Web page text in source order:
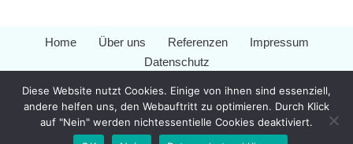
Home Über uns Referenzen
Impressum
Datenschutz
Diese Website nutzt Cookies. Einige von ihnen sind essenziell,
andere helfen uns, den Webauftritt zu optimieren. Durch Klick
auf "Nein" werden nichtessentielle Cookies deaktiviert.